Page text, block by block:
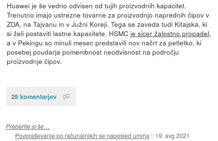
Huawei je še vedno odvisen od tujih proizvodnih kapacitet.
Trenutno imajo ustrezne tovarne za proizvodnjo naprednih čipov v
ZDA, na Tajvanu in v Južni Koreji. Tega se zaveda tudi Kitajska, ki
si želi postaviti lastne kapacitete. HSMC je sicer žalostno propadel,
a v Pekingu so minuli mesec predstavili nov načrt za petletko, ki
posebej poudarja pomembnost neodvisnost na področju
proizvodnje čipov.
28 komentarjev
Preberite si še…
Povpraševanje po računalnikih se naposled umirja :: 19. avg 2021